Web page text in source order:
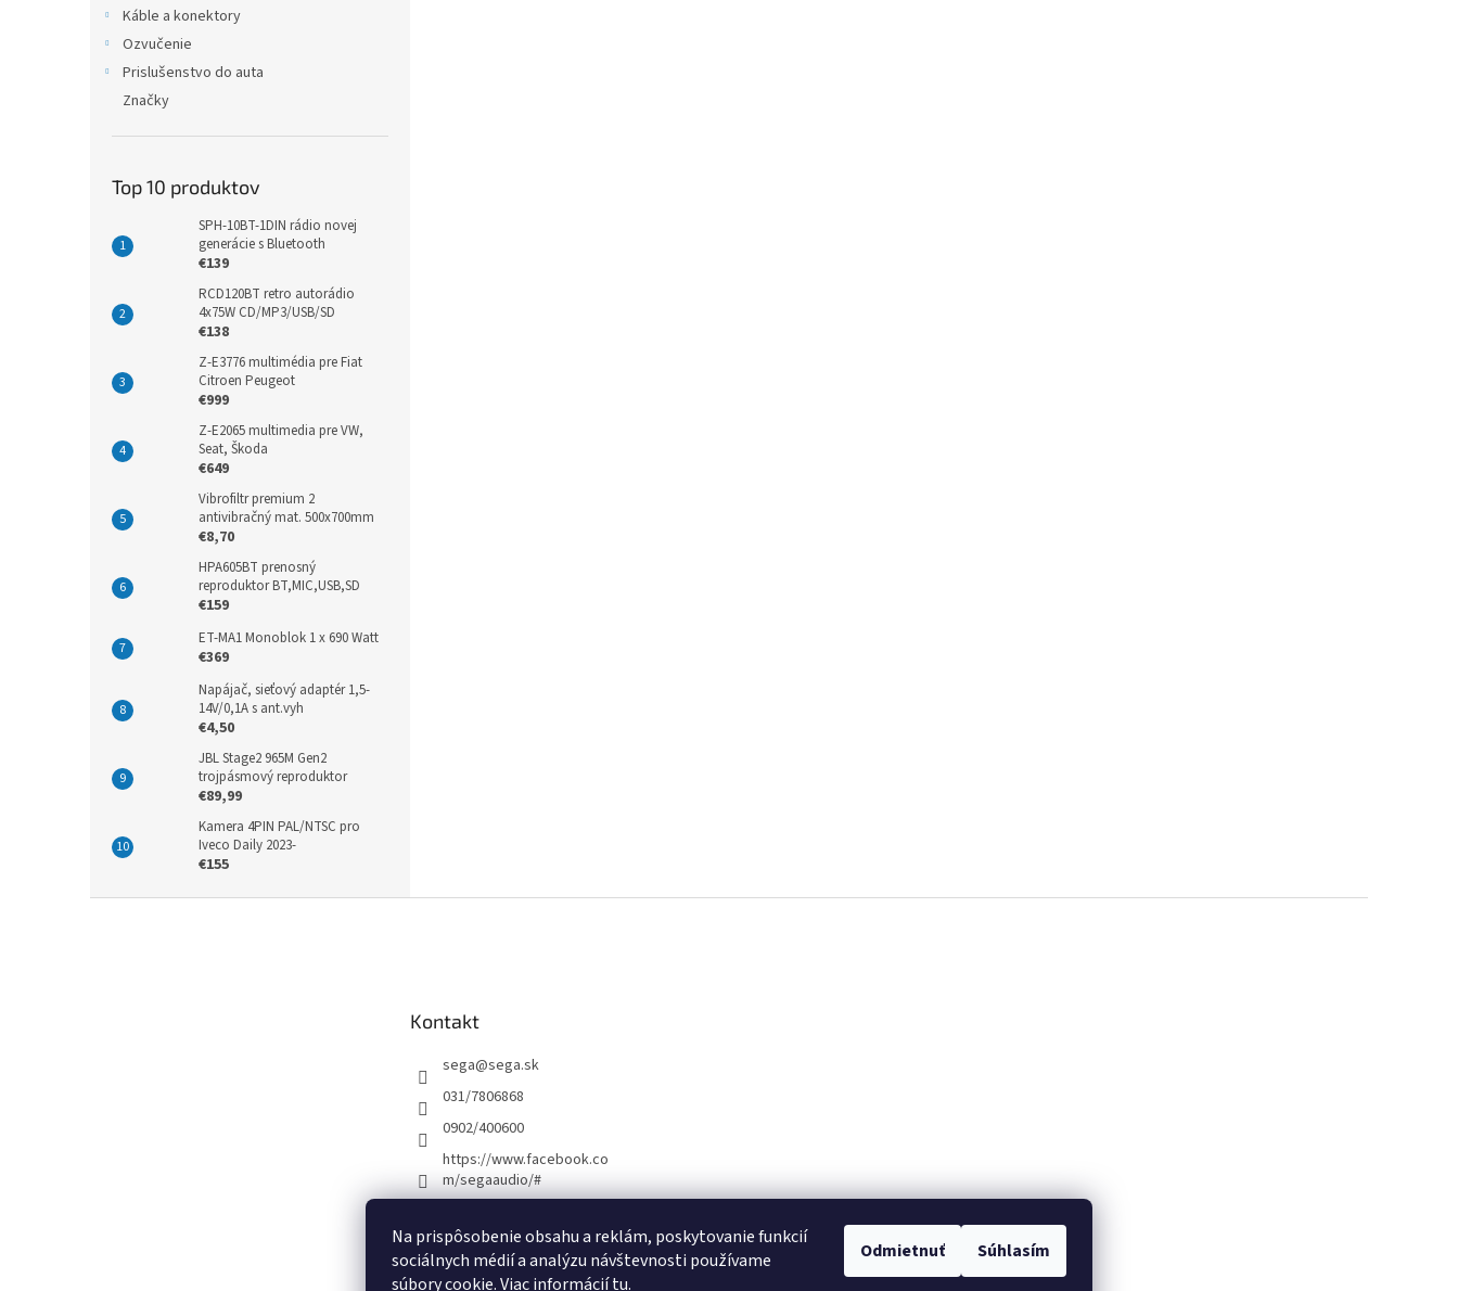
Na prispôsobenie obsahu a reklám, poskytovanie funkcií
sociálnych médií a analýzu návštevnosti používame
súbory cookie. Viac informáciítu.
Odmietnuť Súhlasím
Káble a konektory
Ozvučenie
Prislušenstvo do auta
Značky
Top 10 produktov
SPH-10BT-1DIN rádio novej
generácie s Bluetooth
€139
RCD120BT retro autorádio
4x75W CD/MP3/USB/SD
€138
Z-E3776 multimédia pre Fiat
Citroen Peugeot
€999
Z-E2065 multimedia pre VW,
Seat, Škoda
€649
Vibrofiltr premium 2
antivibračný mat. 500x700mm
€8,70
HPA605BT prenosný
reproduktor BT,MIC,USB,SD
€159
ET-MA1 Monoblok 1 x 690 Watt
€369
Napájač, sieťový adaptér 1,5-
14V/0,1A s ant.vyh
€4,50
JBL Stage2 965M Gen2
trojpásmový reproduktor
€89,99
Kamera 4PIN PAL/NTSC pro
Iveco Daily 2023-
€155
Kontakt
sega@sega.sk
031/7806868
0902/400600
https://www.facebook.co
m/segaaudio/#
[ Informácie o možnosti montáže ] [ Obchodné podmienky ] [ Ochrana osobných údajov GDRP ]